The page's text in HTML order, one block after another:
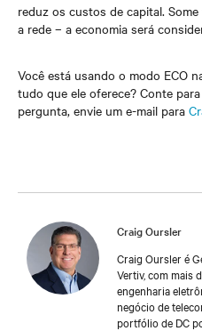
reduz os custos de capital.
a rede – a economia será
Você está usando o modo ECO
tudo que ele oferece? Conte
pergunta, envie um e-mail para
Craig Oursler
Craig Oursler é
Vertiv, com mais
engenharia
negócio de
portfólio de DC